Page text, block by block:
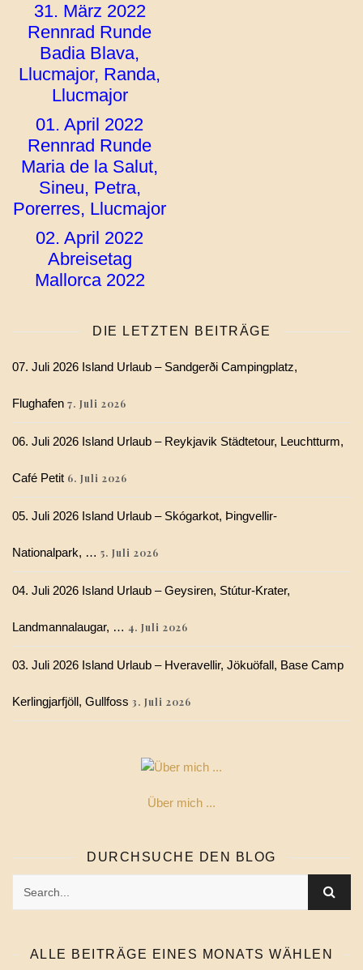
31. März 2022
Rennrad Runde
Badia Blava,
Llucmajor, Randa,
Llucmajor
01. April 2022
Rennrad Runde
Maria de la Salut,
Sineu, Petra,
Porerres, Llucmajor
02. April 2022
Abreisetag
Mallorca 2022
DIE LETZTEN BEITRÄGE
07. Juli 2026 Island Urlaub – Sandgerði Campingplatz,
Flughafen 7. Juli 2026
06. Juli 2026 Island Urlaub – Reykjavik Städtetour, Leuchtturm,
Café Petit 6. Juli 2026
05. Juli 2026 Island Urlaub – Skógarkot, Þingvellir-
Nationalpark, … 5. Juli 2026
04. Juli 2026 Island Urlaub – Geysiren, Stútur-Krater,
Landmannalaugar, … 4. Juli 2026
03. Juli 2026 Island Urlaub – Hveravellir, Jökuöfall, Base Camp
Kerlingjarfjöll, Gullfoss 3. Juli 2026
Über mich ...
DURCHSUCHE DEN BLOG
ALLE BEITRÄGE EINES MONATS WÄHLEN